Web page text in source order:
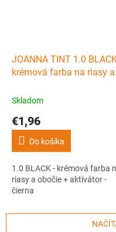
JOANNA TINT 1.0
krémová farba na riasy a
Skladom
€1,96
Do košíka
1.0 BLACK - krémová farba
riasy a obočie + aktivátor -
čierna